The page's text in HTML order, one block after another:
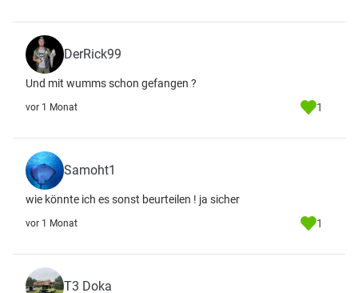
DerRick99
Und mit wumms schon gefangen ?
vor 1 Monat 1
Samoht1
wie könnte ich es sonst beurteilen ! ja sicher
vor 1 Monat 1
T3 Doka